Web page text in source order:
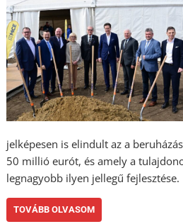
jelképesen is elindult az a
50 millió eurót, és amely a
legnagyobb ilyen jellegű fejlesztése.
TOVÁBB OLVASOM